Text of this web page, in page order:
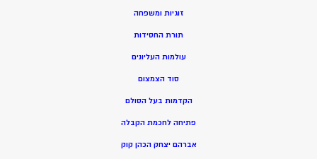
זוגיות ומשפחה
תורת החסידות
עולמות העליונים
סוד הצמצום
הקדמות בעל הסולם
פתיחה לחכמת הקבלה
אברהם יצחק הכהן קוק